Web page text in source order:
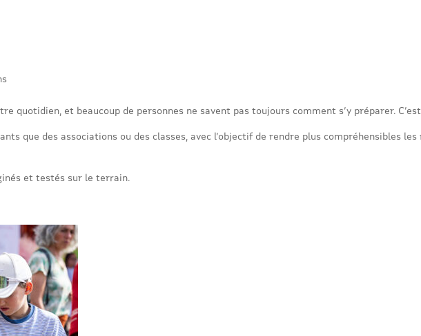
quotidien, et beaucoup de personnes ne savent pas toujours comment s’y préparer.
que des associations ou des classes, avec l’objectif de rendre plus compréhensibles
et testés sur le terrain.